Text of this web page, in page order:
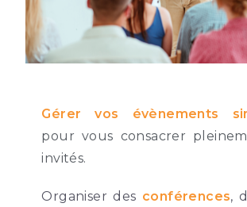
Gérer vos évènements
pour vous consacrer
invités.
Organiser des conférences,